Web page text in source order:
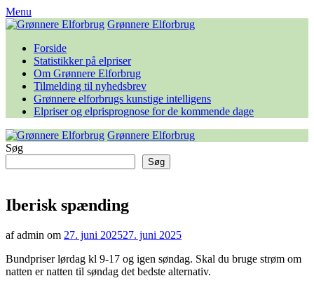
Skip
to
Menu
Grønnere Elforbrug
Forside
Statistikker på elpriser
Om Grønnere Elforbrug
Tilmelding til nyhedsbrev
Grønnere elforbrugs kunstige intelligens
Elpriser og elprisprognose for de kommende dage
Grønnere Elforbrug
Søg
Søg
Iberisk spænding
af admin om 27. juni 202527. juni 2025
Bundpriser lørdag kl 9-17 og igen søndag. Skal du bruge strøm om
natten er natten til søndag det bedste alternativ.